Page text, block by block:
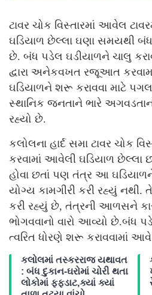
ટાવર ચોક વિસ્તારમાં આવેલ
ઘડિયાળ છેલ્લા ઘણા સમયથી બંધ
છે. બંધ પડેલ ઘડીયાળને ચાલુ
દ્વારા અનેકવખત રજૂઆત
ઘડિયાળને શરૂ કરાવવા માટે
સ્થાનિક જનતાને ભારે
રહ્યો છે.
કલોલના હાર્દ સમા ટાવર ચોક
કરવામાં આવેલી ઘડિયાળ છેલ્લા
હોવા છતાં પણ તંત્ર આ ઘડિયાળને
યોગ્ય કામગીરી કરી રહ્યું
કરી રહ્યું છે, તંત્રની આળસને
ભોગવવાનો વારો આવ્યો છે.બંધ
ત્વરિત ધોરણે શરૂ કરાવવામાં
કલોલમાં તસ્કરરાજ યથાવત
: બંધ દુકાન-ઘરોમાં ચોરી થતા
લોકોમાં ફફડાટ,ક્યાં ક્યાં